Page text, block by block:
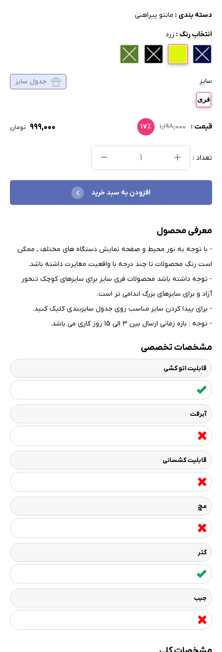
دسته بندی : مانتو پیراهنی
انتخاب رنگ : زرد
سایز جدول سایز
فری
قیمت : ۱,۱۹۸,۰۰۰ ۱۷٪ ۹۹۹,۰۰۰ تومان
تعداد :
افزودن به سبد خرید
معرفی محصول
- با توجه به نور محیط و صفحه نمایش دستگاه های مختلف , ممکن
است رنگ محصولات تا چند درجه با واقعیت مغایرت داشته باشد.
- توجه داشته باشد محصولات فری سایز برای سایزهای کوچک تنخور
آزاد و برای سایزهای بزرگ اندامی تر است.
- برای پیدا کردن سایز مناسب روی جدول سایزبندی کلیک کنید.
- توجه : بازه زمانی ارسال بین 3 الی 15 روز کاری می باشد.
مشخصات تخصصی
قابلیت اتو کشی
آبرفت
قابلیت کشسانی
مچ
گتر
جیب